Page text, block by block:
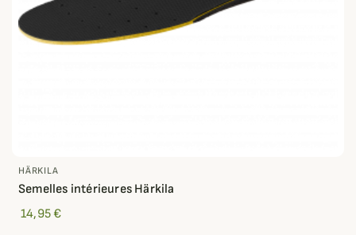
HÄRKILA
Semelles intérieures Härkila
14,95 €